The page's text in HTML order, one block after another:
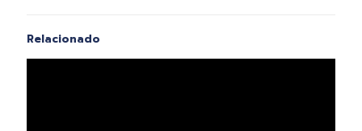
Relacionado